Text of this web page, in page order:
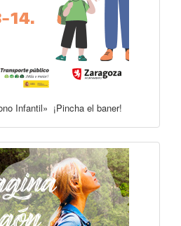
Infantil» ¡Pincha el baner!